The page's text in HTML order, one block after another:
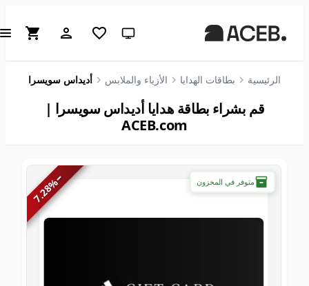
سمة النظام (انقر للفاتحة)
الرئيسية بطاقات الهدايا الأزياء والملابس أديداس سويسرا
قم بشراء بطاقة هدايا أديداس سويسرا |
ACEB.com
متوفر في المخزون −
7.28%